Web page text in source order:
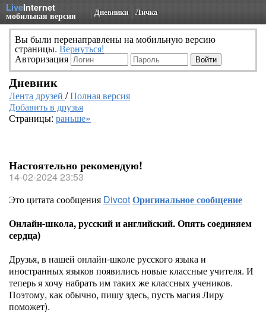
LiveInternet
мобильная версия Дневники Личка
Вы были перенаправлены на мобильную версию
страницы. Вернуться!
Авторизация
Дневник
Лента друзей /Полная версия
Добавить в друзья
Страницы: раньше»
Настоятельно рекомендую!
14-02-2024 23:53
Это цитата сообщения DivcotОригинальное сообщение
Онлайн-школа, русский и английский. Опять соединяем
сердца)
Друзья, в нашей онлайн-школе русского языка и
иностранных языков появились новые классные учителя. И
теперь я хочу набрать им таких же классных учеников.
Поэтому, как обычно, пишу здесь, пусть магия Лиру
поможет).